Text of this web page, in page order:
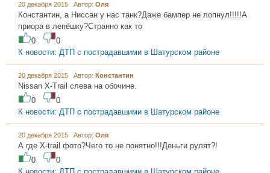
20 декабря 2015 Автор: Оля
Константин, а Ниссан у нас танк?Даже бампер не лопнул!!!!!А
приора в лепёшку?Странно как то
0
0
К новости: ДТП с пострадавшими в Шатурском районе
20 декабря 2015 Автор: Константин
Nissan X-Trail слева на обочине.
0
0
К новости: ДТП с пострадавшими в Шатурском районе
20 декабря 2015 Автор: Оля
А где Х-trail фото?Чего то не понятно!!!Деньги рулят?!
0
0